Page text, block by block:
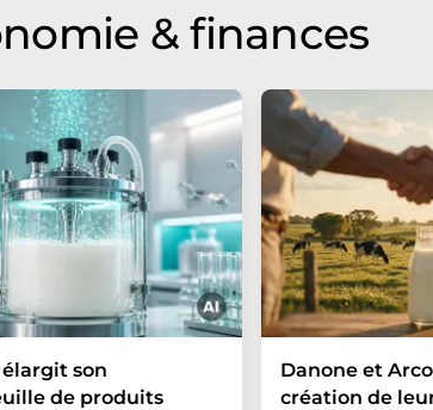
& finances
son
de produits
Danone et
création de